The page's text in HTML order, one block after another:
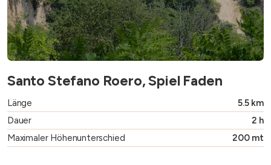
Santo Stefano Roero, Spiel Faden
Länge
5.5 km
Dauer
2 h
Maximaler Höhenunterschied
200 mt